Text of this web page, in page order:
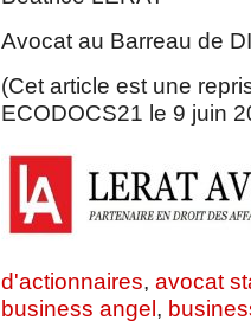
Avocat au Barreau de
(Cet article est une
ECODOCS21 le 9 juin
d'actionnaires, avocat
business angel ,